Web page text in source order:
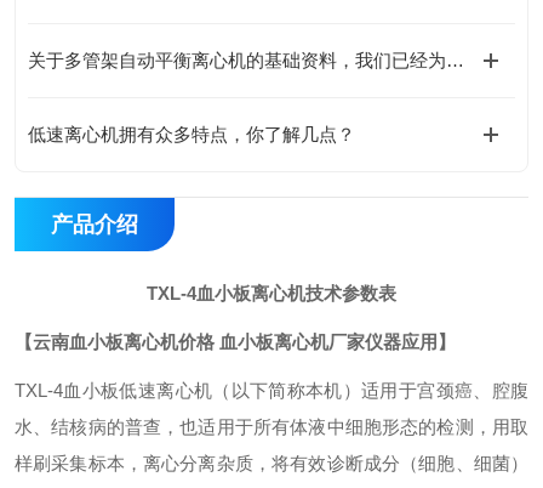
关于多管架自动平衡离心机的基础资料，我们已经为您整理好了
低速离心机拥有众多特点，你了解几点？
产品介绍
TXL-4血小板离心机技术参数表
【云南血小板离心机价格 血小板离心机厂家仪器应用】
TXL-4血小板低速离心机（以下简称本机）适用于宫颈癌、腔腹
水、结核病的普查，也适用于所有体液中细胞形态的检测，用取
样刷采集标本，离心分离杂质，将有效诊断成分（细胞、细菌）